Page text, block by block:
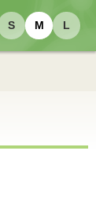
S M L
ヘルプ